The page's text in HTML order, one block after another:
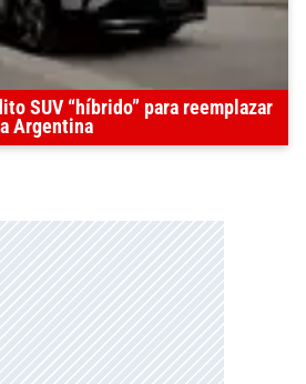
SUV “híbrido” para reemplazar
Argentina